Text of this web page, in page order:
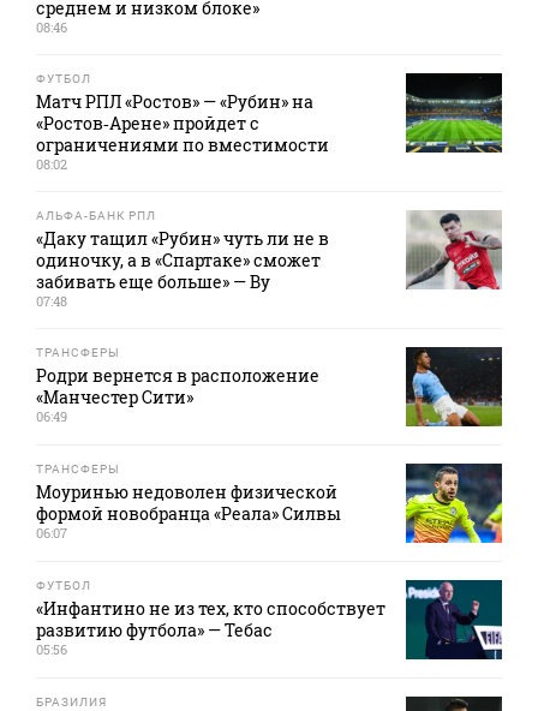
среднем и низком блоке»
08:46
ФУТБОЛ
Матч РПЛ «Ростов» — «Рубин» на
«Ростов‑Арене» пройдет с
ограничениями по вместимости
08:02
АЛЬФА-БАНК РПЛ
«Даку тащил «Рубин» чуть ли не в
одиночку, а в «Спартаке» сможет
забивать еще больше» — Ву
07:48
ТРАНСФЕРЫ
Родри вернется в расположение
«Манчестер Сити»
06:49
ТРАНСФЕРЫ
Моуринью недоволен физической
формой новобранца «Реала» Силвы
06:07
ФУТБОЛ
«Инфантино не из тех, кто способствует
развитию футбола» — Тебас
05:56
БРАЗИЛИЯ